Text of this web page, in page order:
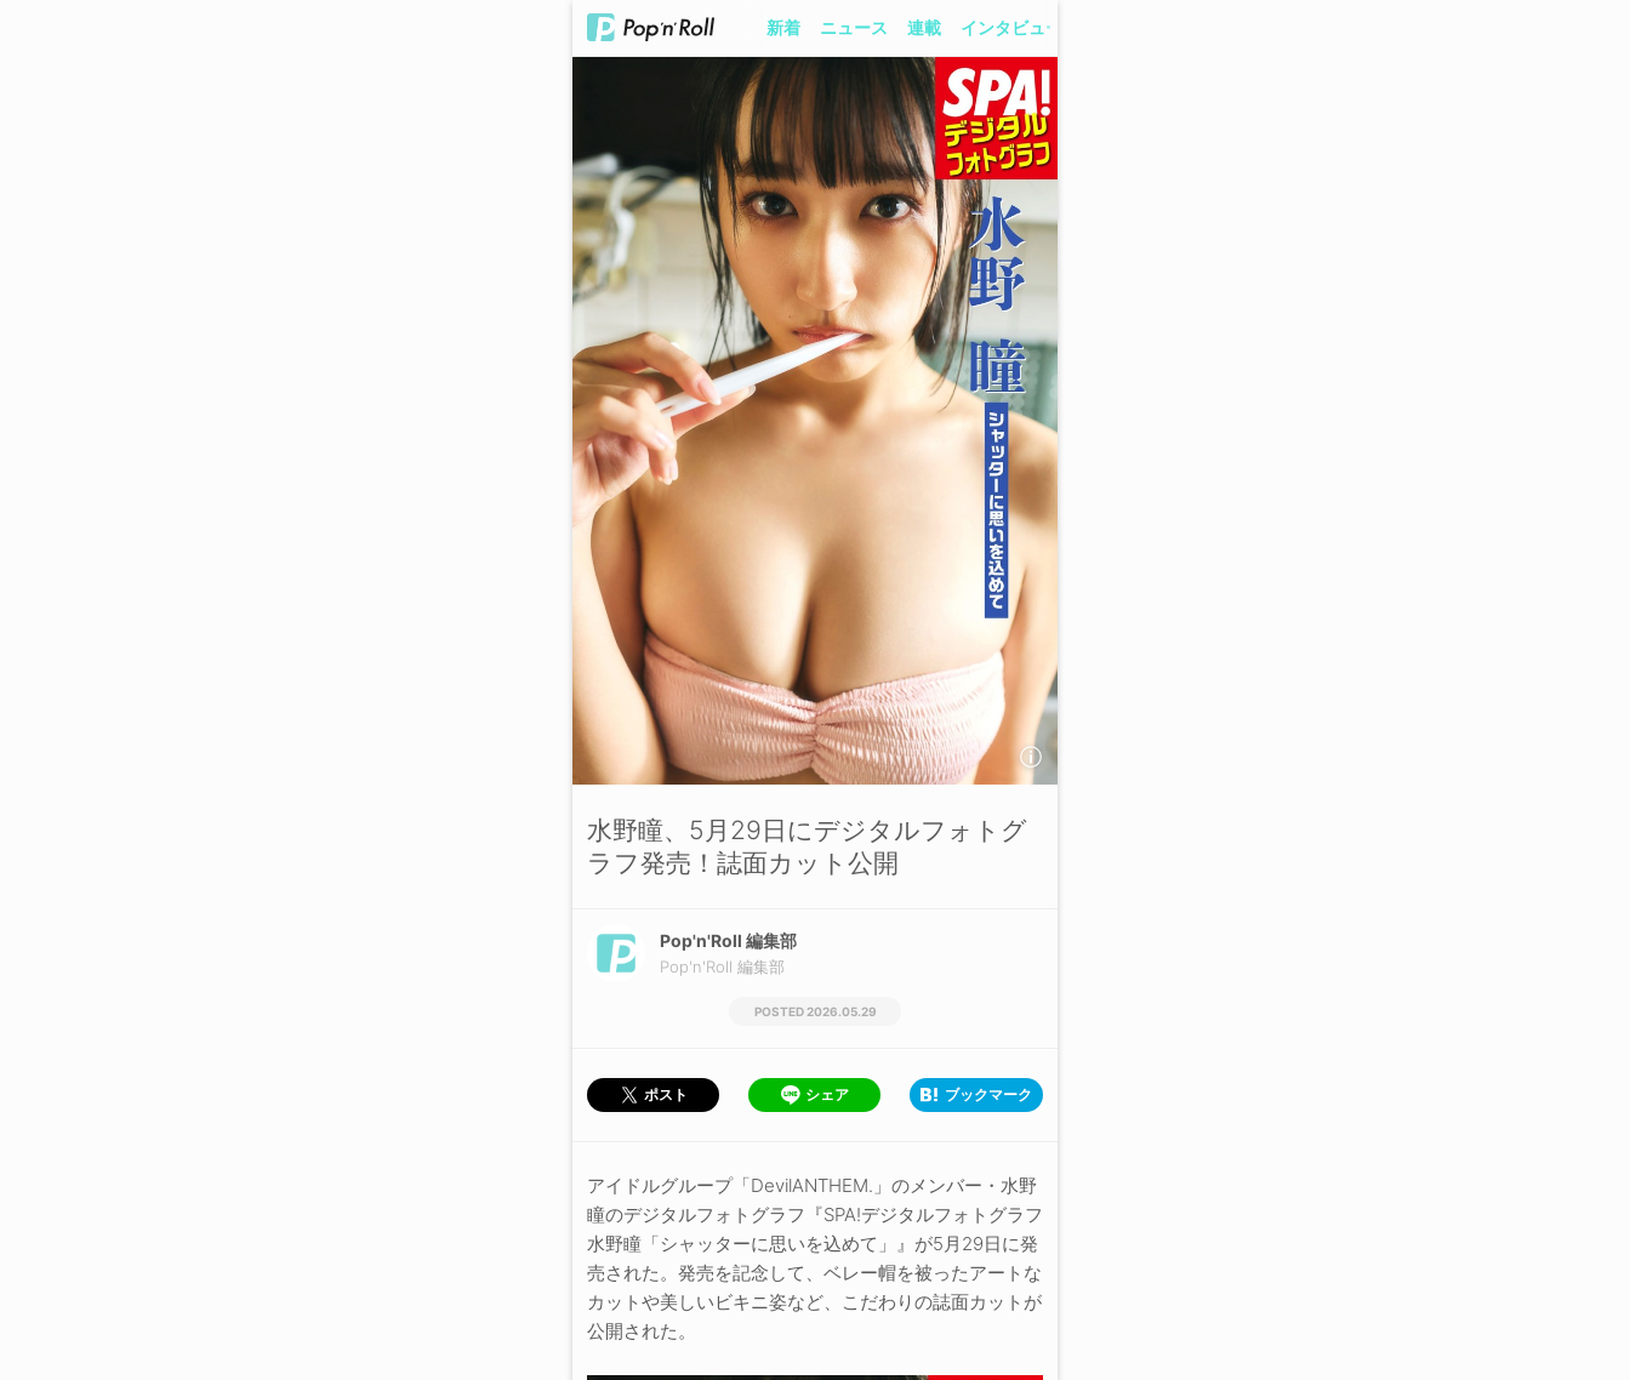
新着 ニュース 連載 インタビュー
水野瞳、5月29日にデジタルフォトグ
ラフ発売！誌面カット公開
Pop'n'Roll 編集部
Pop'n'Roll 編集部
2026.05.29
ポスト シェア ブックマーク
アイドルグループ「DevilANTHEM.」のメンバー・水野
瞳のデジタルフォトグラフ『SPA!デジタルフォトグラフ
水野瞳「シャッターに思いを込めて」』が5月29日に発
売された。発売を記念して、ベレー帽を被ったアートな
カットや美しいビキニ姿など、こだわりの誌面カットが
公開された。